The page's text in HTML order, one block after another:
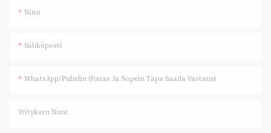
Nimi
Sähköposti
WhatsApp/Puhelin (paras Ja Nopein Tapa Saada Vastaus)
Yrityksen Nimi